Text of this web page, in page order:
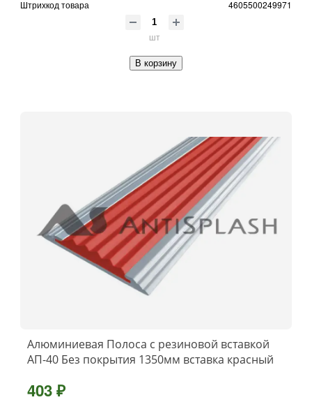
Штрихкод товара 4605500249971
шт
В корзину
Алюминиевая Полоса с резиновой вставкой
АП-40 Без покрытия 1350мм вставка красный
403 ₽